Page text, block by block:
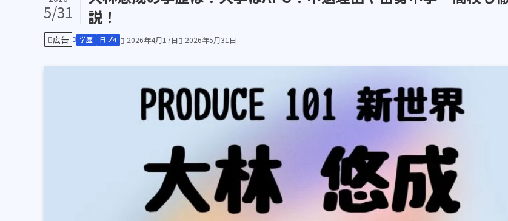
説！
5/31
広告 学歴 日プ4 2026年4月17日 2026年5月31日